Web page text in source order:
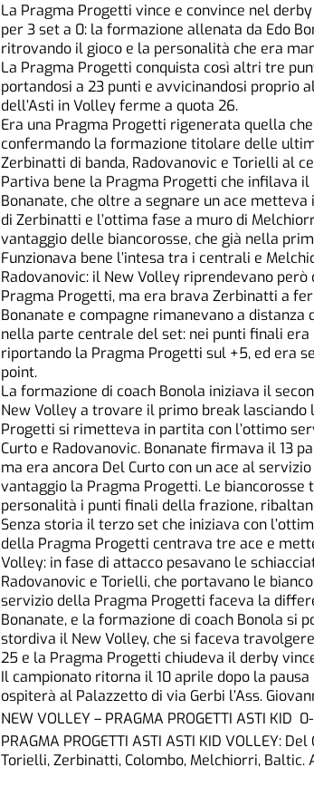
La Pragma Progetti vince e convince nel
per 3 set a 0: la formazione allenata da Edo
ritrovando il gioco e la personalità che era
La Pragma Progetti conquista così altri tre
portandosi a 23 punti e avvicinandosi proprio
dell’Asti in Volley ferme a quota 26.
Era una Pragma Progetti rigenerata quella
confermando la formazione titolare delle
Zerbinatti di banda, Radovanovic e Torielli al
Partiva bene la Pragma Progetti che infilava
Bonanate, che oltre a segnare un ace
di Zerbinatti e l’ottima fase a muro di
vantaggio delle biancorosse, che già nella
Funzionava bene l’intesa tra i centrali e
Radovanovic: il New Volley riprendevano
Pragma Progetti, ma era brava Zerbinatti a
Bonanate e compagne rimanevano a
nella parte centrale del set: nei punti finali
riportando la Pragma Progetti sul +5, ed era
point.
La formazione di coach Bonola iniziava il
New Volley a trovare il primo break lasciando
Progetti si rimetteva in partita con l’ottimo
Curto e Radovanovic. Bonanate firmava il 13
ma era ancora Del Curto con un ace al
vantaggio la Pragma Progetti. Le
personalità i punti finali della frazione,
Senza storia il terzo set che iniziava con
della Pragma Progetti centrava tre ace e
Volley: in fase di attacco pesavano le
Radovanovic e Torielli, che portavano le
servizio della Pragma Progetti faceva la
Bonanate, e la formazione di coach Bonola si
stordiva il New Volley, che si faceva
25 e la Pragma Progetti chiudeva il derby
Il campionato ritorna il 10 aprile dopo la
ospiterà al Palazzetto di via Gerbi l’Ass.
NEW VOLLEY – PRAGMA PROGETTI ASTI KID
PRAGMA PROGETTI ASTI ASTI KID VOLLEY:
Torielli, Zerbinatti, Colombo, Melchiorri, Baltic.